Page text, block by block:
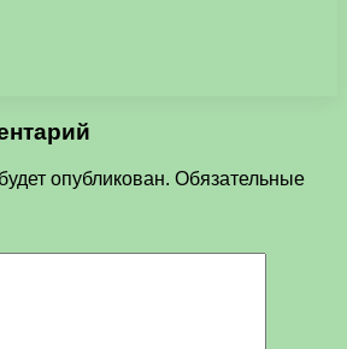
опубликован. Обязательные